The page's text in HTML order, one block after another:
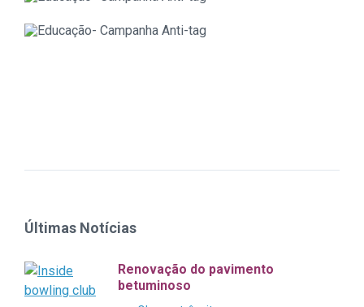
Últimas Notícias
Renovação do pavimento
betuminoso